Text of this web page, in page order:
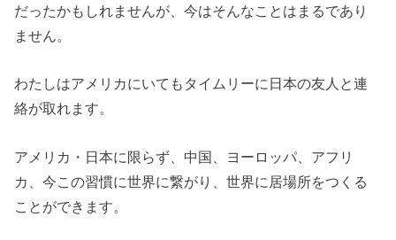
だったかもしれませんが、今はそんなことはまるであり
ません。
わたしはアメリカにいてもタイムリーに日本の友人と連
絡が取れます。
アメリカ・日本に限らず、中国、ヨーロッパ、アフリ
カ、今この習慣に世界に繋がり、世界に居場所をつくる
ことができます。